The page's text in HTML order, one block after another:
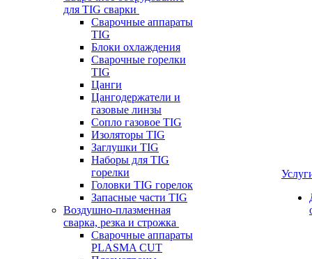
для TIG сварки
Сварочные аппараты
TIG
Блоки охлаждения
Сварочные горелки
TIG
Цанги
Цангодержатели и
газовые линзы
Сопло газовое TIG
Изоляторы TIG
Заглушки TIG
Наборы для TIG
горелки
Головки TIG горелок
Запасные части TIG
Воздушно-плазменная
сварка, резка и строжка
Сварочные аппараты
PLASMA CUT